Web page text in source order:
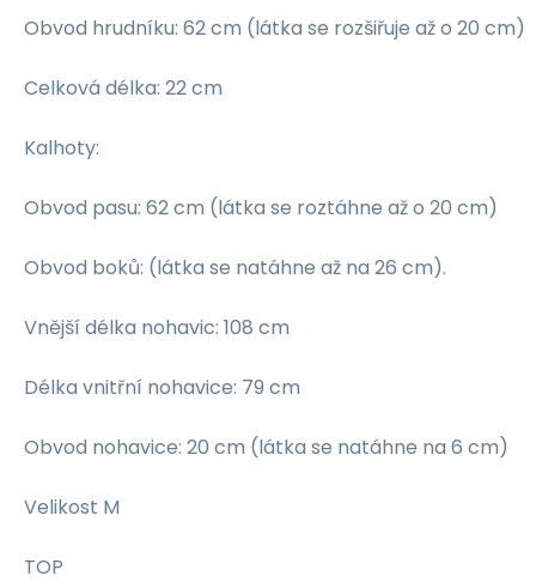
Obvod hrudníku: 62 cm (látka se rozšiřuje až o 20 cm)
Celková délka: 22 cm
Kalhoty:
Obvod pasu: 62 cm (látka se roztáhne až o 20 cm)
Obvod boků: (látka se natáhne až na 26 cm).
Vnější délka nohavic: 108 cm
Délka vnitřní nohavice: 79 cm
Obvod nohavice: 20 cm (látka se natáhne na 6 cm)
Velikost M
TOP